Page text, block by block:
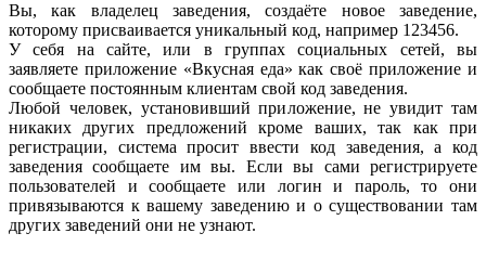
Вы, как владелец заведения, создаёте новое заведение,
которому присваивается уникальный код, например 123456.
У себя на сайте, или в группах социальных сетей, вы
заявляете приложение «Вкусная еда» как своё приложение и
сообщаете постоянным клиентам свой код заведения.
Любой человек, установивший приложение, не увидит там
никаких других предложений кроме ваших, так как при
регистрации, система просит ввести код заведения, а код
заведения сообщаете им вы. Если вы сами регистрируете
пользователей и сообщаете или логин и пароль, то они
привязываются к вашему заведению и о существовании там
других заведений они не узнают.